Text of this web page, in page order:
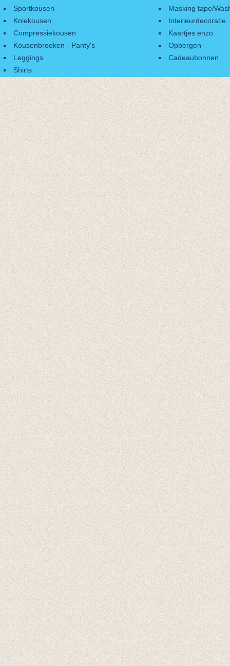
Sportkousen
Kniekousen
Compressiekousen
Kousenbroeken - Panty's
Leggings
Shirts
Masking tape/
Interieurdecoratie
Kaartjes enzo
Opbergen
Cadeaubonnen